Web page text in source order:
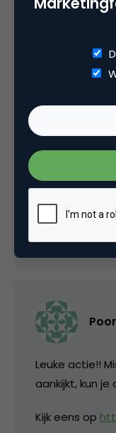
Ik heb nog
een mailtje
bieden op
ook in
deze prijs.
Leuke actie!!
aankijkt, kun je
Kijk eens op